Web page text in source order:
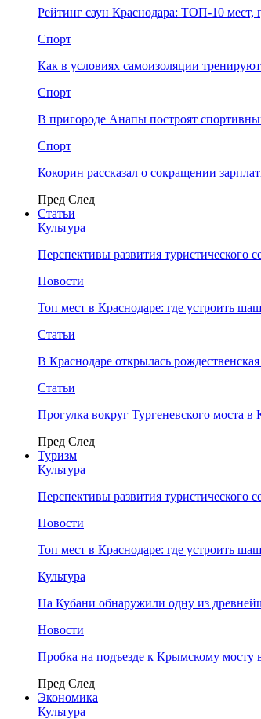
Рейтинг саун Краснодара: ТОП-10 мест,
Спорт
Как в условиях самоизоляции
Спорт
В пригороде Анапы построят
Спорт
Кокорин рассказал о сокращении
Пред След
Статьи
Культура
Перспективы развития туристического
Новости
Топ мест в Краснодаре: где устроить
Статьи
В Краснодаре открылась
Статьи
Прогулка вокруг Тургеневского моста
Пред След
Туризм
Культура
Перспективы развития туристического
Новости
Топ мест в Краснодаре: где устроить
Культура
На Кубани обнаружили одну из
Новости
Пробка на подъезде к Крымскому мосту
Пред След
Экономика
Культура